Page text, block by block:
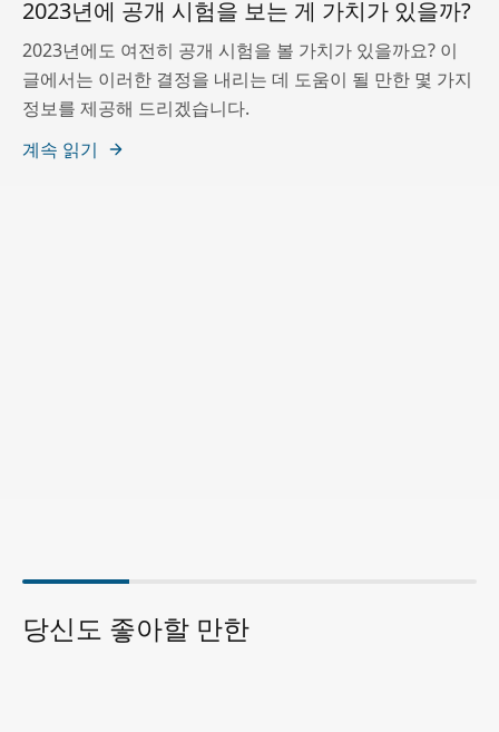
2023년에 공개 시험을 보는 게 가치가 있을까?
2023년에도 여전히 공개 시험을 볼 가치가 있을까요? 이
글에서는 이러한 결정을 내리는 데 도움이 될 만한 몇 가지
정보를 제공해 드리겠습니다.
계속 읽기
당신도 좋아할 만한